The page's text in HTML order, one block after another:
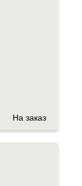
На заказ